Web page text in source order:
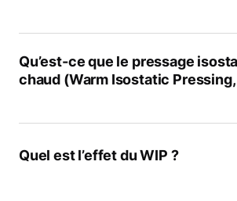
Qu’est-ce que le pressage
chaud (Warm Isostatic Pressing,
Quel est l’effet du WIP ?